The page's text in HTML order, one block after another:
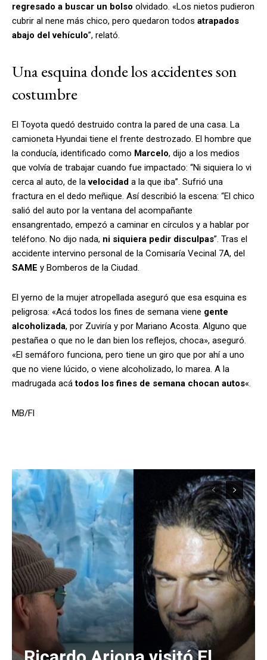
regresado a buscar un bolso olvidado. «Los nietos pudieron
cubrir al nene más chico, pero quedaron todos atrapados
abajo del vehículo”, relató.
Una esquina donde los accidentes son
costumbre
El Toyota quedó destruido contra la pared de una casa. La
camioneta Hyundai tiene el frente destrozado. El hombre que
la conducía, identificado como Marcelo, dijo a los medios
que volvía de trabajar cuando fue impactado: “Ni siquiera lo vi
cerca al auto, de lavelocidad a la que iba”. Sufrió una
fractura en el dedo meñique. Así describió la escena: “El chico
salió del auto por la ventana del acompañante
ensangrentado, empezó a caminar en círculos y a hablar por
teléfono. No dijo nada, ni siquiera pedir disculpas”. Tras el
accidente intervino personal de la Comisaría Vecinal 7A, del
SAME y Bomberos de la Ciudad.
El yerno de la mujer atropellada aseguró que esa esquina es
peligrosa: «Acá todos los fines de semana viene gente
alcoholizada, por Zuviría y por Mariano Acosta. Alguno que
pestañea o que no le dan bien los reflejos, choca», aseguró.
«El semáforo funciona, pero tiene un giro que por ahí a uno
que no viene lúcido, o viene alcoholizado, lo marea. A la
madrugada acátodos los fines de semana chocan autos«.
MB/Fl